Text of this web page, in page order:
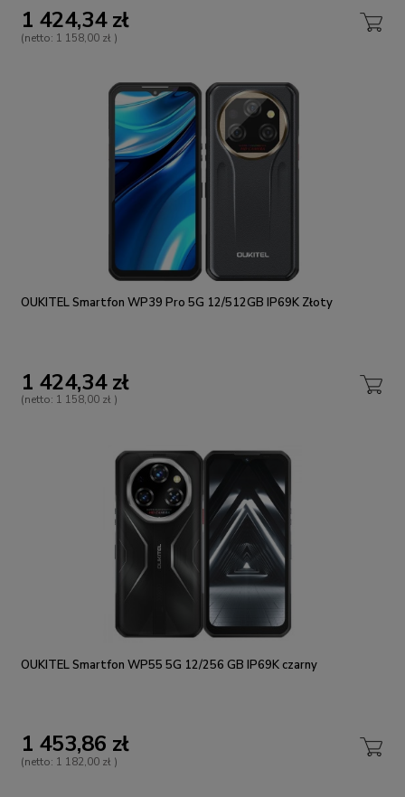
1 424,34 zł
(netto: 1 158,00 zł )
OUKITEL Smartfon WP39 Pro 5G 12/512GB IP69K Złoty
1 424,34 zł
(netto: 1 158,00 zł )
OUKITEL Smartfon WP55 5G 12/256 GB IP69K czarny
1 453,86 zł
(netto: 1 182,00 zł )